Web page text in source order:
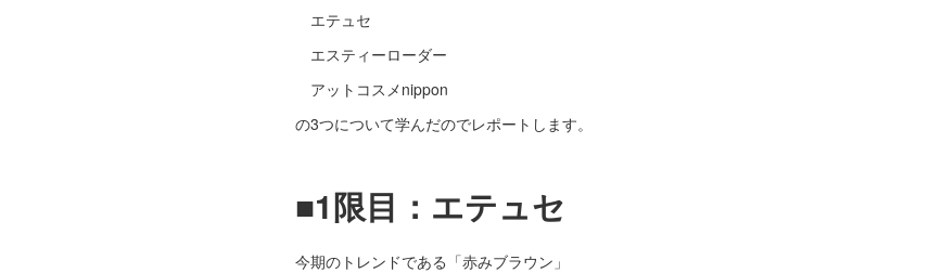
エテュセ
エスティーローダー
アットコスメnippon
の3つについて学んだのでレポートします。
■1限目：エテュセ
今期のトレンドである「赤みブラウン」